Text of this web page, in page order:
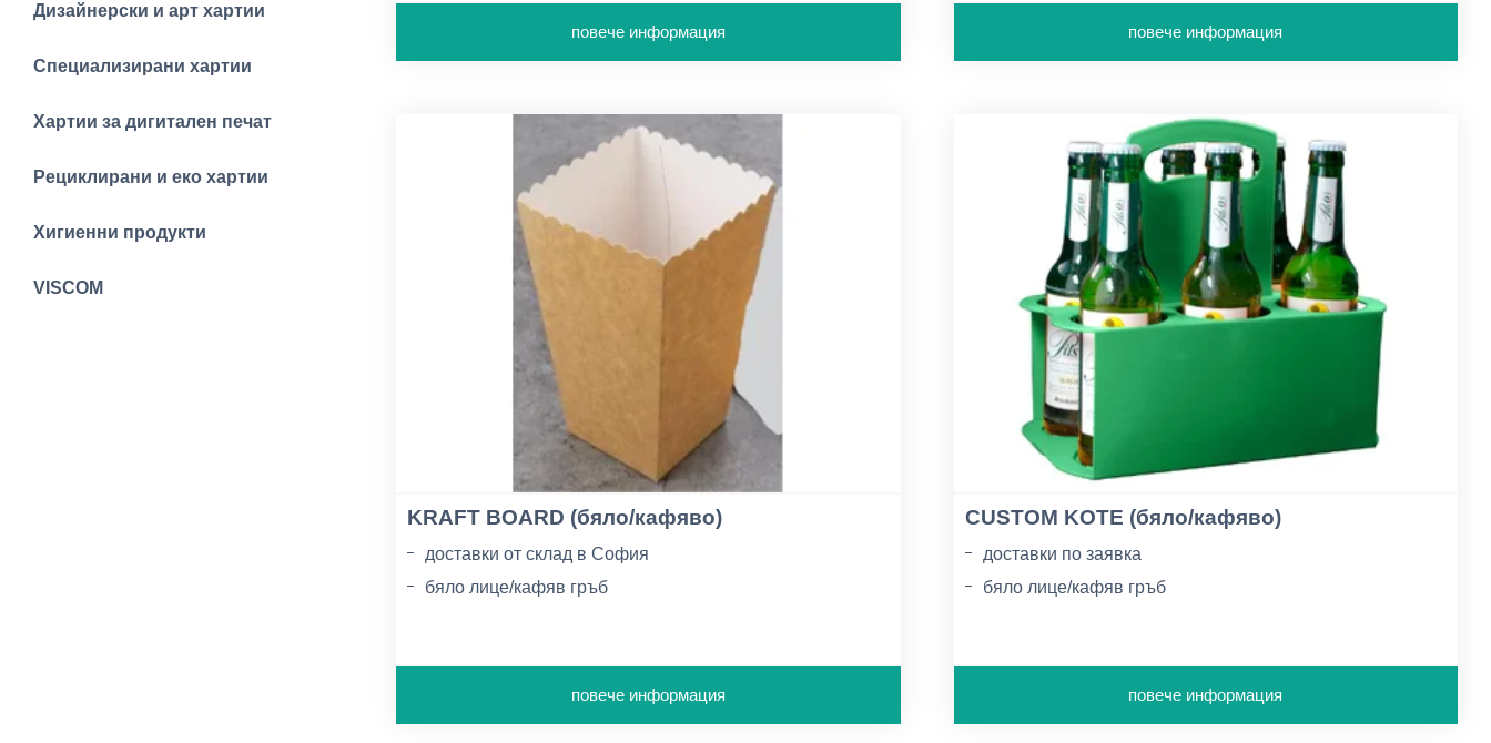
Дизайнерски и арт хартии
Специализирани хартии
Хартии за дигитален печат
Рециклирани и еко хартии
Хигиенни продукти
VISCOM
повече информация повече информация
KRAFT BOARD (бяло/кафяво)
доставки от склад в София
бяло лице/кафяв гръб
повече информация
CUSTOM KOTE (бяло/кафяво)
доставки по заявка
бяло лице/кафяв гръб
повече информация